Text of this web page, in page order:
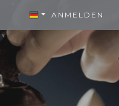
ANMELDEN